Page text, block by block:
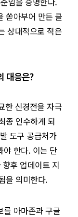
쏟아부어 만든 클
상대적으로 적은
대응은?
한 신경전을 자극
종 인수하게 되
도구 공급처가
야 한다. 이는 단
후 업데이트 지
을 의미한다.
를 아마존과 구글